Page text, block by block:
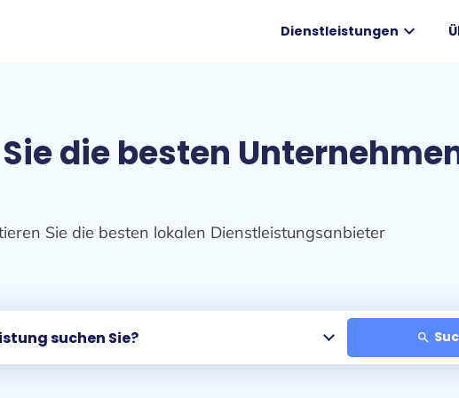
Dienstleistungen expand_more
die besten
Sie die besten lokalen Dienstleistungsanbieter
search